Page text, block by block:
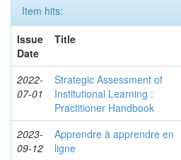
Item hits:
Issue
Date
Title
2022-
07-01
Strategic Assessment of
Institutional Learning :
Practitioner Handbook
2023-
09-12
Apprendre à apprendre en
ligne